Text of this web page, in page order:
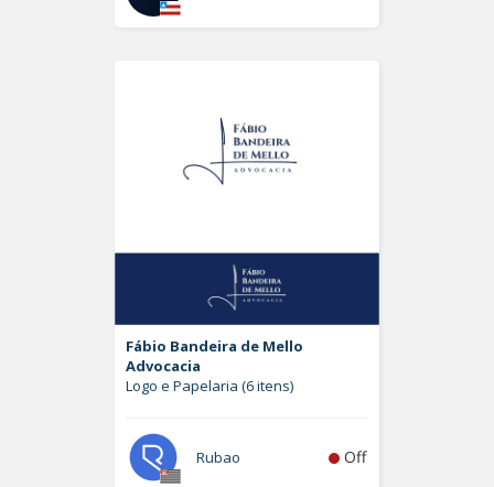
Fábio Bandeira de Mello
Advocacia
Logo e Papelaria (6 itens)
Rubao Off